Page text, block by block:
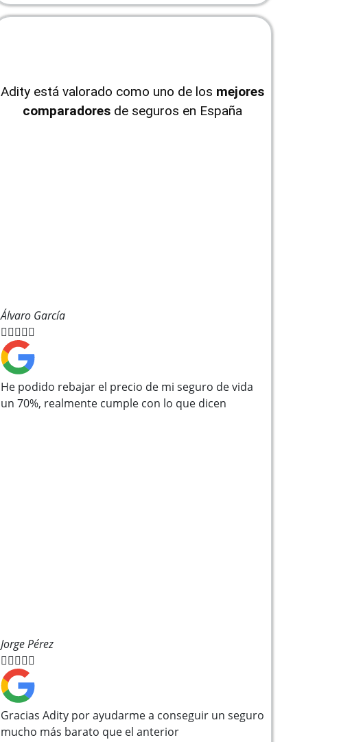
Adity está valorado como uno de los mejores
comparadores de seguros en España
Álvaro García

He podido rebajar el precio de mi seguro de vida
un 70%, realmente cumple con lo que dicen
Jorge Pérez

Gracias Adity por ayudarme a conseguir un seguro
mucho más barato que el anterior